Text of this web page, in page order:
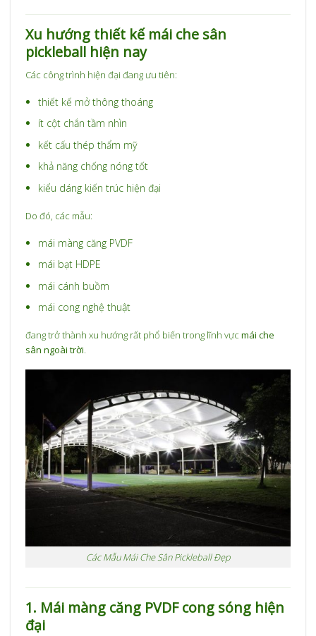
Xu hướng thiết kế mái che sân
pickleball hiện nay
Các công trình hiện đại đang ưu tiên:
thiết kế mở thông thoáng
ít cột chắn tầm nhìn
kết cấu thép thẩm mỹ
khả năng chống nóng tốt
kiểu dáng kiến trúc hiện đại
Do đó, các mẫu:
mái màng căng PVDF
mái bạt HDPE
mái cánh buồm
mái cong nghệ thuật
đang trở thành xu hướng rất phổ biến trong lĩnh vựcmái che
sân ngoài trời.
Các Mẫu Mái Che Sân Pickleball Đẹp
1. Mái màng căng PVDF cong sóng hiện
đại